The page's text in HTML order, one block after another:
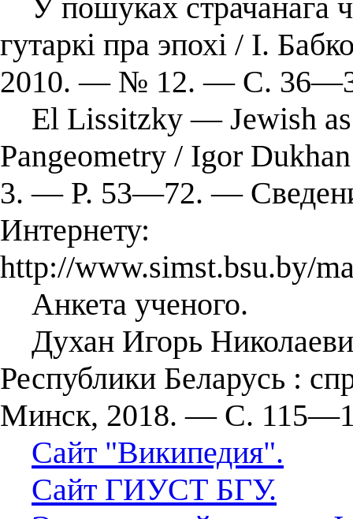
У пошуках страчанага
гутаркі пра эпохі / І.
2010. — № 12. — С.
El Lissitzky — Jewish as
Pangeometry / Igor
3. — P. 53—72. —
Интернету:
http://www.simst.bsu.by/
Анкета ученого.
Духан Игорь
Республики Беларусь :
Минск, 2018. — С.
Сайт "Википедия".
Сайт ГИУСТ БГУ.